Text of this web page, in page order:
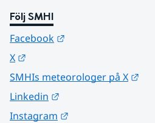
Följ SMHI
Facebook
X
SMHIs meteorologer på X
Linkedin
Instagram